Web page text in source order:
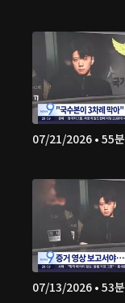
07/21/2026 • 55분
07/13/2026 • 53분